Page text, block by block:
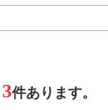
3件あります。